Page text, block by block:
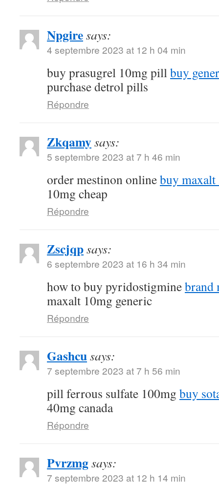
Npgiresays:
4 septembre 2023 at 12 h 04 min
buy prasugrel 10mg pillbuy
purchase detrol pills
Répondre
Zkqamysays:
5 septembre 2023 at 7 h 46 min
order mestinon onlinebuy
10mg cheap
Répondre
Zscjqpsays:
6 septembre 2023 at 16 h 34 min
how to buy pyridostigminebrand
maxalt 10mg generic
Répondre
Gashcusays:
7 septembre 2023 at 7 h 56 min
pill ferrous sulfate 100mg buy
40mg canada
Répondre
Pvrzmgsays:
7 septembre 2023 at 12 h 14 min